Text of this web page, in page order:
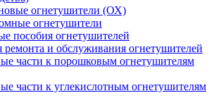
огнетушители (ОХ)
огнетушители
пособия огнетушителей
ремонта и обслуживания огнетушителей
части к порошковым огнетушителям
части к углекислотным огнетушителям